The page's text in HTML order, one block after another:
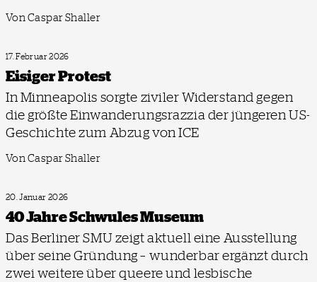
Von Caspar Shaller
17. Februar 2026
Eisiger Protest
In Minneapolis sorgte ziviler Widerstand gegen
die größte Einwanderungsrazzia der jüngeren US-
Geschichte zum Abzug von ICE
Von Caspar Shaller
20. Januar 2026
40 Jahre Schwules Museum
Das Berliner SMU zeigt aktuell eine Ausstellung
über seine Gründung – wunderbar ergänzt durch
zwei weitere über queere und lesbische